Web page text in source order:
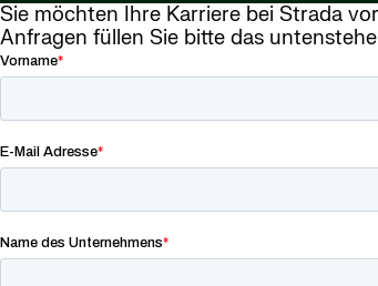
Sie möchten Ihre Karriere bei Strada
Anfragen füllen Sie bitte das